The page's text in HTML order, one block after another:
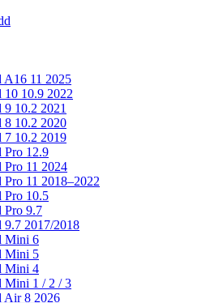
A16 11 2025
10 10.9 2022
9 10.2 2021
8 10.2 2020
7 10.2 2019
Pro 12.9
Pro 11 2024
Pro 11 2018–2022
Pro 10.5
Pro 9.7
9.7 2017/2018
Mini 6
Mini 5
Mini 4
Mini 1 / 2 / 3
Air 8 2026